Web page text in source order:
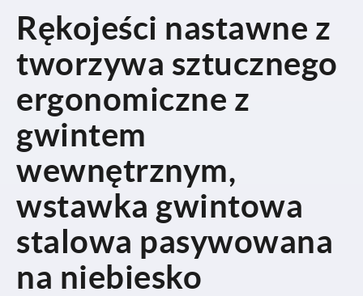
Rękojeści nastawne z
tworzywa sztucznego
ergonomiczne z
gwintem
wewnętrznym,
wstawka gwintowa
stalowa pasywowana
na niebiesko